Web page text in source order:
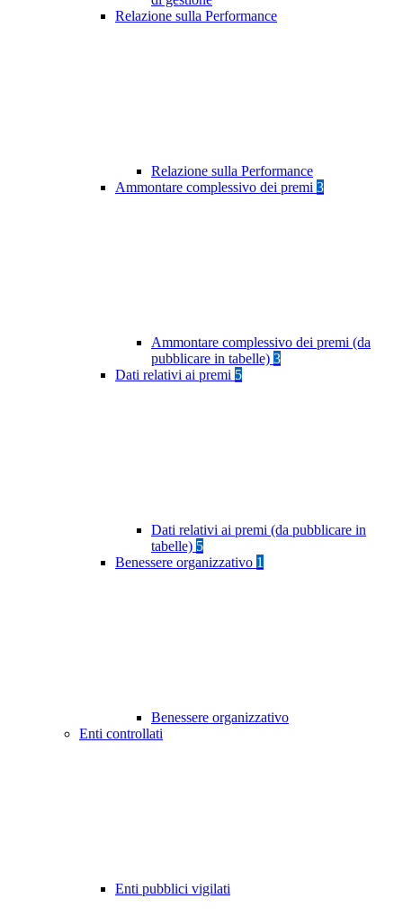
Relazione sulla Performance
Relazione sulla Performance
Ammontare complessivo dei premi 3
Ammontare complessivo dei premi (da
pubblicare in tabelle) 3
Dati relativi ai premi 5
Dati relativi ai premi (da pubblicare in
tabelle) 5
Benessere organizzativo 1
Benessere organizzativo
Enti controllati
Enti pubblici vigilati